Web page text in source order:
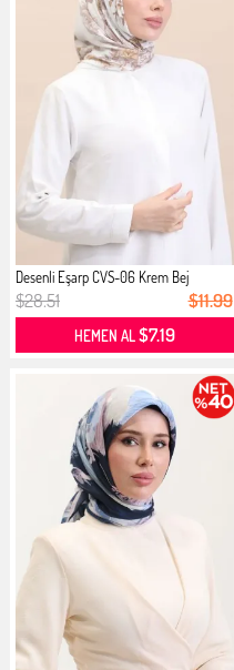
Desenli Eşarp CVS-06 Krem Bej
$28.51 $11.99
HEMEN AL$7.19